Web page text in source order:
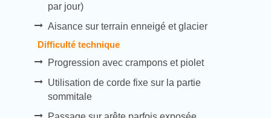
par jour)
Aisance sur terrain enneigé et glacier
Difficulté technique
Progression avec crampons et piolet
Utilisation de corde fixe sur la partie
sommitale